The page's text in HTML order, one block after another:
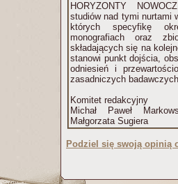
HORYZONTY
studiów nad tymi nurtami
których specyfikę
monografiach oraz
składających się na
stanowi punkt dojścia,
odniesień i
zasadniczych
Komitet redakcyjny
Michał Paweł
Małgorzata Sugiera
Podziel się swoją opinią